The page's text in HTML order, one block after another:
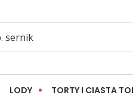
LODY TORTY I CIASTA